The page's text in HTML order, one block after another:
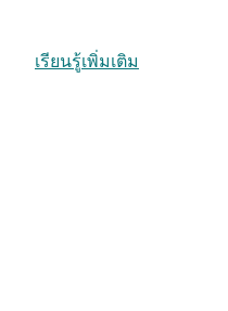
เรียนรู้เพิ่มเติม